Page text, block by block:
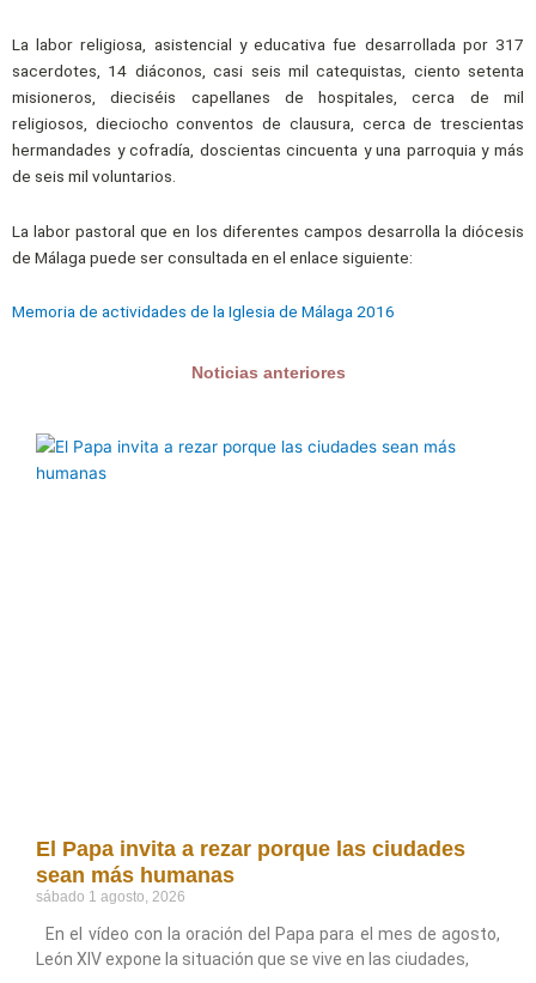
La labor religiosa, asistencial y educativa fue desarrollada por 317
sacerdotes, 14 diáconos, casi seis mil catequistas, ciento setenta
misioneros, dieciséis capellanes de hospitales, cerca de mil
religiosos, dieciocho conventos de clausura, cerca de trescientas
hermandades y cofradía, doscientas cincuenta y una parroquia y más
de seis mil voluntarios.
La labor pastoral que en los diferentes campos desarrolla la diócesis
de Málaga puede ser consultada en el enlace siguiente:
Memoria de actividades de la Iglesia de Málaga 2016
Noticias anteriores
El Papa invita a rezar porque las ciudades
sean más humanas
sábado 1 agosto, 2026
En el vídeo con la oración del Papa para el mes de agosto,
León XIV expone la situación que se vive en las ciudades,